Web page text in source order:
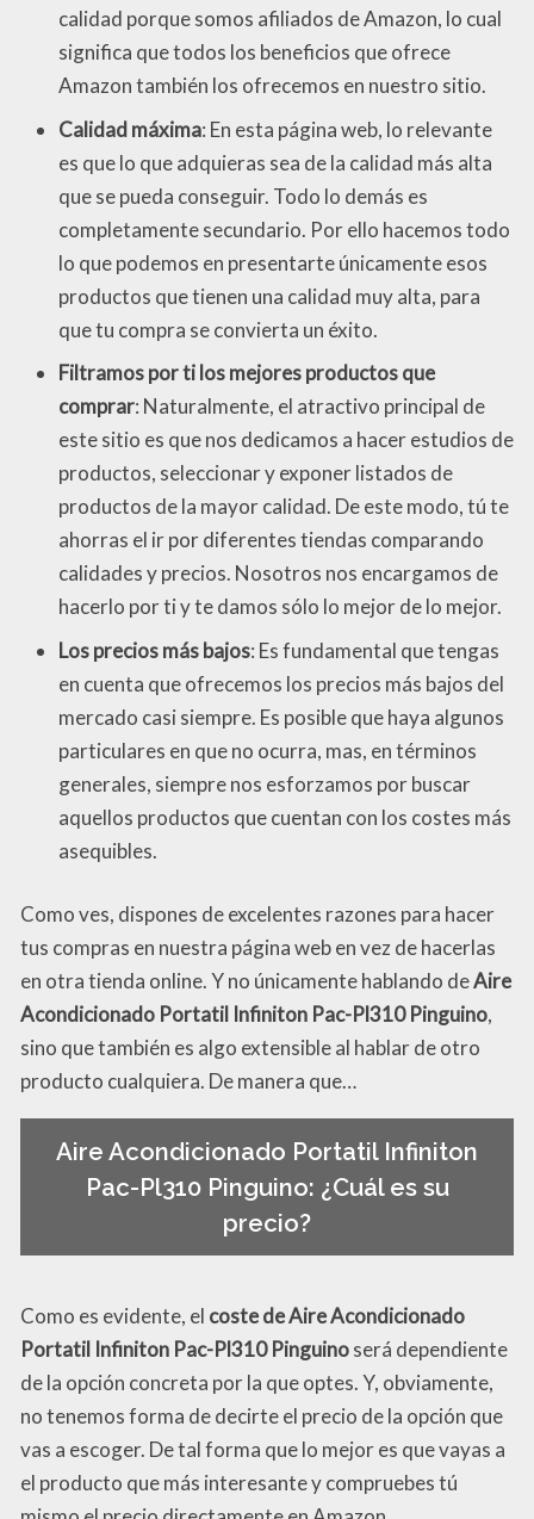
calidad porque somos afiliados de Amazon, lo cual
significa que todos los beneficios que ofrece
Amazon también los ofrecemos en nuestro sitio.
Calidad máxima: En esta página web, lo relevante
es que lo que adquieras sea de la calidad más alta
que se pueda conseguir. Todo lo demás es
completamente secundario. Por ello hacemos todo
lo que podemos en presentarte únicamente esos
productos que tienen una calidad muy alta, para
que tu compra se convierta un éxito.
Filtramos por ti los mejores productos que
comprar: Naturalmente, el atractivo principal de
este sitio es que nos dedicamos a hacer estudios de
productos, seleccionar y exponer listados de
productos de la mayor calidad. De este modo, tú te
ahorras el ir por diferentes tiendas comparando
calidades y precios. Nosotros nos encargamos de
hacerlo por ti y te damos sólo lo mejor de lo mejor.
Los precios más bajos: Es fundamental que tengas
en cuenta que ofrecemos los precios más bajos del
mercado casi siempre. Es posible que haya algunos
particulares en que no ocurra, mas, en términos
generales, siempre nos esforzamos por buscar
aquellos productos que cuentan con los costes más
asequibles.
Como ves, dispones de excelentes razones para hacer
tus compras en nuestra página web en vez de hacerlas
en otra tienda online. Y no únicamente hablando deAire
Acondicionado Portatil Infiniton Pac-Pl310 Pinguino,
sino que también es algo extensible al hablar de otro
producto cualquiera. De manera que…
Aire Acondicionado Portatil Infiniton
Pac-Pl310 Pinguino: ¿Cuál es su
precio?
Como es evidente, el coste de Aire Acondicionado
Portatil Infiniton Pac-Pl310 Pinguinoserá dependiente
de la opción concreta por la que optes. Y, obviamente,
no tenemos forma de decirte el precio de la opción que
vas a escoger. De tal forma que lo mejor es que vayas a
el producto que más interesante y compruebes tú